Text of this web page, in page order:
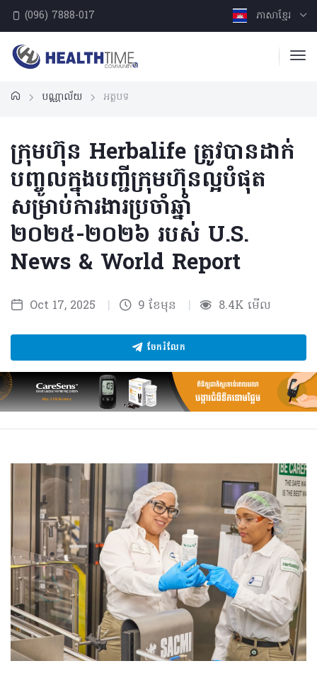
(096) 7888-017 ភាសាខ្មែរ
បណ្ណាល័យ អត្ថបទ
ក្រុមហ៊ុន Herbalife ត្រូវបានដាក់
បញ្ចូលក្នុងបញ្ជីក្រុមហ៊ុនល្អបំផុត
សម្រាប់ការងារប្រចាំឆ្នាំ
២០២៥-២០២៦ របស់ U.S.
News & World Report
Oct 17, 2025 | 9 ខែមុន | 8.4K មើល
ចែករំលែក